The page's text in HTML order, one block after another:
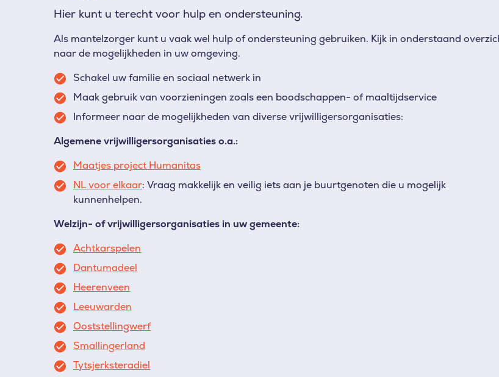
Hier kunt u terecht voor hulp en ondersteuning.
Als mantelzorger kunt u vaak wel hulp of ondersteuning gebruiken. Kijk in onderstaand
naar de mogelijkheden in uw omgeving.
Schakel uw familie en sociaal netwerk in
Maak gebruik van voorzieningen zoals een boodschappen- of maaltijdservice
Informeer naar de mogelijkheden van diverse vrijwilligersorganisaties:
Algemene vrijwilligersorganisaties o.a.:
Maatjes project Humanitas
NL voor elkaar: Vraag makkelijk en veilig iets aan je buurtgenoten die u mogelijk
kunnenhelpen.
Welzijn- of vrijwilligersorganisaties in uw gemeente:
Achtkarspelen
Dantumadeel
Heerenveen
Leeuwarden
Ooststellingwerf
Smallingerland
Tytsjerksteradiel